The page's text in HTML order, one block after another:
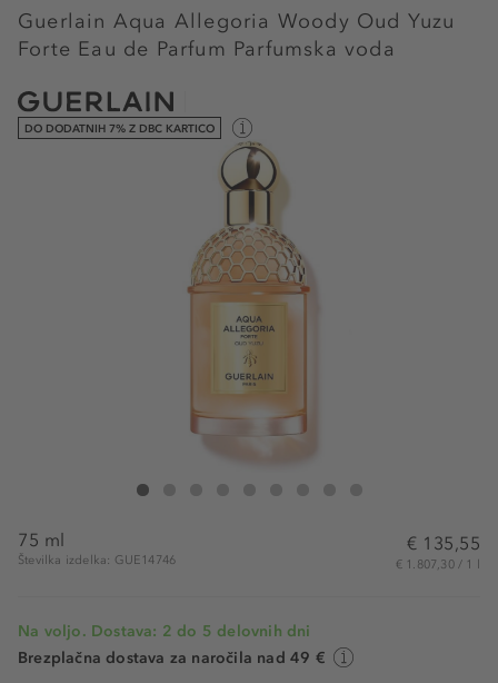
Guerlain Aqua Allegoria Woody Oud Yuzu
Forte Eau de Parfum Parfumska voda
DO DODATNIH 7% Z DBC KARTICO
Guerlain Aqua Allegoria Woody Oud Yuzu Forte Eau de Parfum
75 ml
Številka izdelka: GUE14746
€ 135,55
€ 1.807,30 / 1 l
Na voljo. Dostava: 2 do 5 delovnih dni
Brezplačna dostava za naročila nad 49 €